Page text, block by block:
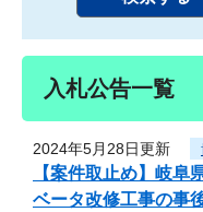
入札公告一覧
2024年5月28日更新
【案件取止め】岐阜
ベータ改修工事の事